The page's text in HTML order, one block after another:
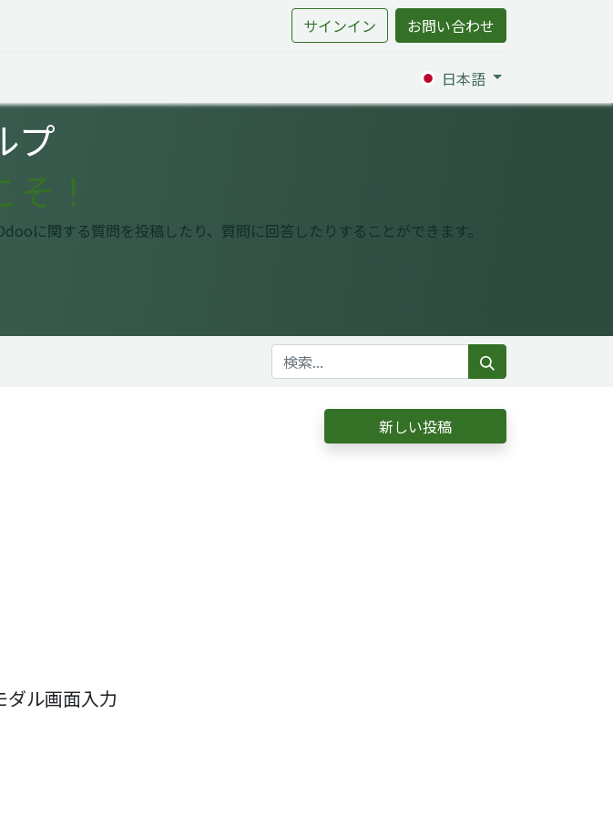
サインイン お問い合わせ
日本語
プ
！
に関する質問を投稿したり、質問に回答したりすることができます。
新しい投稿
ル画面入力